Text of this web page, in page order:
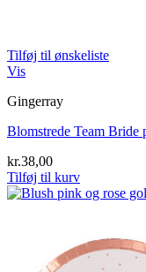
Tilføj til ønskeliste
Vis
Gingerray
Blomstrede Team Bride
kr.38,00
Tilføj til kurv